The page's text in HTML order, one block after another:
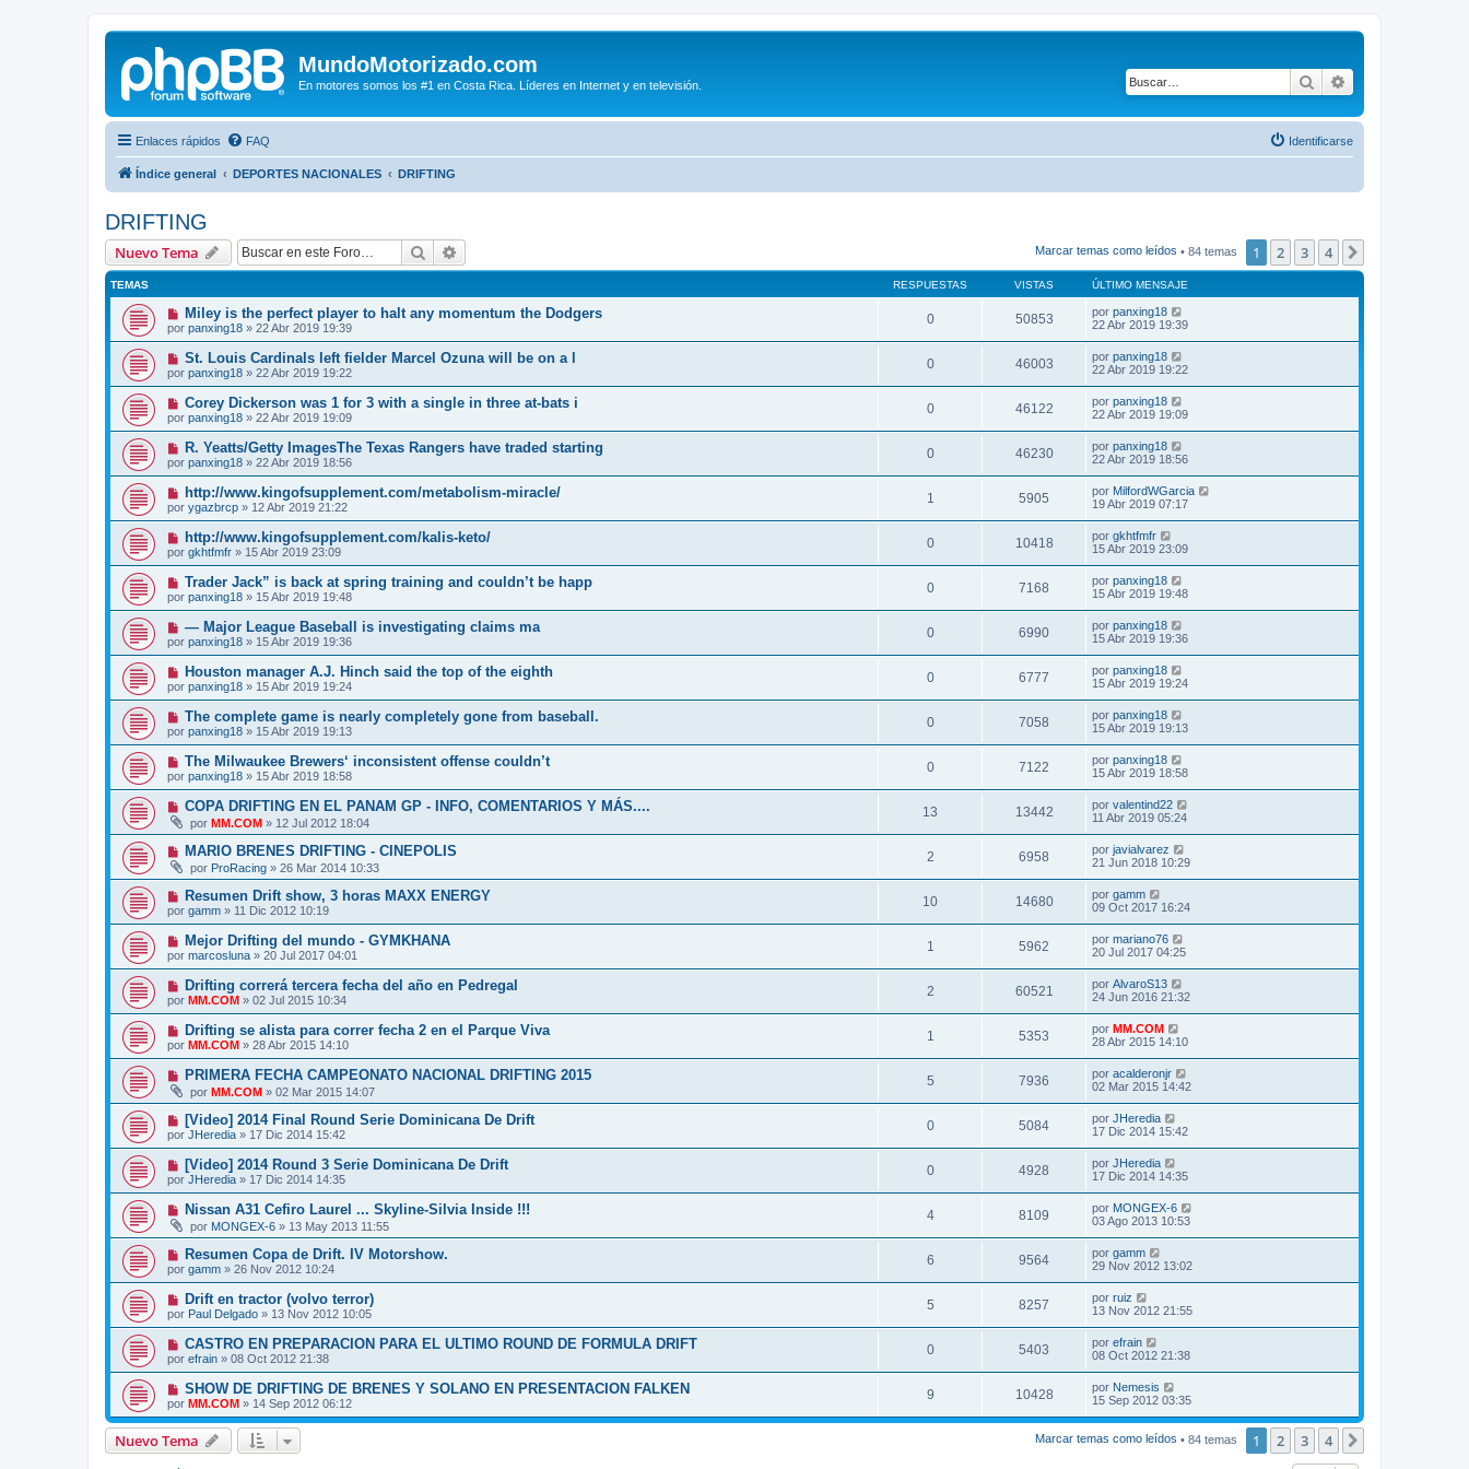
MundoMotorizado.com
En motores somos los #1 en Costa Rica. Líderes en Internet y en televisión. Buscar
Enlaces rápidos FAQ Identificarse
Índice general DEPORTES NACIONALES DRIFTING
DRIFTING
Nuevo Tema Buscar Marcar temas como leídos • 84 temas 1 2 3 4
TEMAS RESPUESTAS VISTAS ÚLTIMO MENSAJE
Miley is the perfect player to halt any momentum the Dodgers
por panxing18 » 22 Abr 2019 19:39
0 50853 por panxing18
22 Abr 2019 19:39
St. Louis Cardinals left fielder Marcel Ozuna will be on a l
por panxing18 » 22 Abr 2019 19:22
0 46003 por panxing18
22 Abr 2019 19:22
Corey Dickerson was 1 for 3 with a single in three at-bats i
por panxing18 » 22 Abr 2019 19:09
0 46122 por panxing18
22 Abr 2019 19:09
R. Yeatts/Getty ImagesThe Texas Rangers have traded starting
por panxing18 » 22 Abr 2019 18:56
0 46230 por panxing18
22 Abr 2019 18:56
http://www.kingofsupplement.com/metabolism-miracle/
por ygazbrcp » 12 Abr 2019 21:22
1 5905 por MilfordWGarcia
19 Abr 2019 07:17
http://www.kingofsupplement.com/kalis-keto/
por gkhtfmfr » 15 Abr 2019 23:09
0 10418 por gkhtfmfr
15 Abr 2019 23:09
Trader Jack” is back at spring training and couldn’t be happ
por panxing18 » 15 Abr 2019 19:48
0 7168 por panxing18
15 Abr 2019 19:48
— Major League Baseball is investigating claims ma
por panxing18 » 15 Abr 2019 19:36
0 6990 por panxing18
15 Abr 2019 19:36
Houston manager A.J. Hinch said the top of the eighth
por panxing18 » 15 Abr 2019 19:24
0 6777 por panxing18
15 Abr 2019 19:24
The complete game is nearly completely gone from baseball.
por panxing18 » 15 Abr 2019 19:13
0 7058 por panxing18
15 Abr 2019 19:13
The Milwaukee Brewers‘ inconsistent offense couldn’t
por panxing18 » 15 Abr 2019 18:58
0 7122 por panxing18
15 Abr 2019 18:58
COPA DRIFTING EN EL PANAM GP - INFO, COMENTARIOS Y MÁS....
por MM.COM » 12 Jul 2012 18:04
13 13442 por valentind22
11 Abr 2019 05:24
MARIO BRENES DRIFTING - CINEPOLIS
por ProRacing » 26 Mar 2014 10:33
2 6958 por javialvarez
21 Jun 2018 10:29
Resumen Drift show, 3 horas MAXX ENERGY
por gamm » 11 Dic 2012 10:19
10 14680 por gamm
09 Oct 2017 16:24
Mejor Drifting del mundo - GYMKHANA
por marcosluna » 20 Jul 2017 04:01
1 5962 por mariano76
20 Jul 2017 04:25
Drifting correrá tercera fecha del año en Pedregal
por MM.COM » 02 Jul 2015 10:34
2 60521 por AlvaroS13
24 Jun 2016 21:32
Drifting se alista para correr fecha 2 en el Parque Viva
por MM.COM » 28 Abr 2015 14:10
1 5353 por MM.COM
28 Abr 2015 14:10
PRIMERA FECHA CAMPEONATO NACIONAL DRIFTING 2015
por MM.COM » 02 Mar 2015 14:07
5 7936 por acalderonjr
02 Mar 2015 14:42
[Video] 2014 Final Round Serie Dominicana De Drift
por JHeredia » 17 Dic 2014 15:42
0 5084 por JHeredia
17 Dic 2014 15:42
[Video] 2014 Round 3 Serie Dominicana De Drift
por JHeredia » 17 Dic 2014 14:35
0 4928 por JHeredia
17 Dic 2014 14:35
Nissan A31 Cefiro Laurel ... Skyline-Silvia Inside !!!
por MONGEX-6 » 13 May 2013 11:55
4 8109 por MONGEX-6
03 Ago 2013 10:53
Resumen Copa de Drift. IV Motorshow.
por gamm » 26 Nov 2012 10:24
6 9564 por gamm
29 Nov 2012 13:02
Drift en tractor (volvo terror)
por Paul Delgado » 13 Nov 2012 10:05
5 8257 por ruiz
13 Nov 2012 21:55
CASTRO EN PREPARACION PARA EL ULTIMO ROUND DE FORMULA DRIFT
por efrain » 08 Oct 2012 21:38
0 5403 por efrain
08 Oct 2012 21:38
SHOW DE DRIFTING DE BRENES Y SOLANO EN PRESENTACION FALKEN
por MM.COM » 14 Sep 2012 06:12
9 10428 por Nemesis
15 Sep 2012 03:35
Nuevo Tema Marcar temas como leídos • 84 temas 1 2 3 4